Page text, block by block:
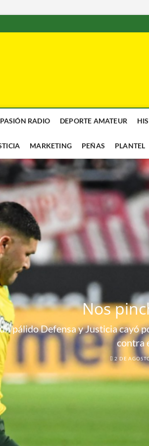
RADIO DEPORTE AMATEUR
MARKETING PEÑAS PLANTEL
Nos
pálido Defensa y Justicia cayó
contra
2 DE